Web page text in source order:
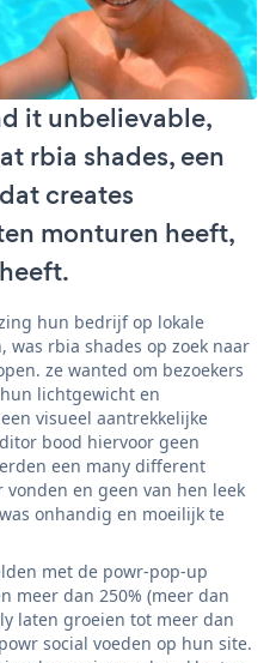
it unbelievable,
rbia shades, een
creates
monturen heeft,
hun bedrijf op lokale
was rbia shades op zoek naar
ze wanted om bezoekers
lichtgewicht en
visueel aantrekkelijke
bood hiervoor geen
een many different
en geen van hen leek
onhandig en moeilijk te
met de powr-pop-up
meer dan 250% (meer dan
laten groeien tot meer dan
social voeden op hun site.